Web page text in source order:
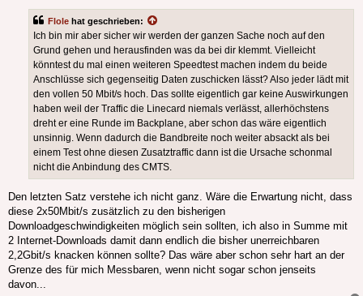
Flole hat geschrieben:
Ich bin mir aber sicher wir werden der ganzen Sache noch auf den
Grund gehen und herausfinden was da bei dir klemmt. Vielleicht
könntest du mal einen weiteren Speedtest machen indem du beide
Anschlüsse sich gegenseitig Daten zuschicken lässt? Also jeder lädt mit
den vollen 50 Mbit/s hoch. Das sollte eigentlich gar keine Auswirkungen
haben weil der Traffic die Linecard niemals verlässt, allerhöchstens
dreht er eine Runde im Backplane, aber schon das wäre eigentlich
unsinnig. Wenn dadurch die Bandbreite noch weiter absackt als bei
einem Test ohne diesen Zusatztraffic dann ist die Ursache schonmal
nicht die Anbindung des CMTS.
Den letzten Satz verstehe ich nicht ganz. Wäre die Erwartung nicht, dass
diese 2x50Mbit/s zusätzlich zu den bisherigen
Downloadgeschwindigkeiten möglich sein sollten, ich also in Summe mit
2 Internet-Downloads damit dann endlich die bisher unerreichbaren
2,2Gbit/s knacken können sollte? Das wäre aber schon sehr hart an der
Grenze des für mich Messbaren, wenn nicht sogar schon jenseits
davon...